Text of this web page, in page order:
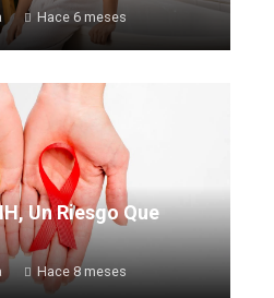
Hace 6 meses
Un Riesgo Que
Hace 8 meses